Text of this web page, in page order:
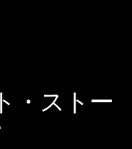
・ストー